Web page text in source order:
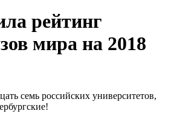
рейтинг
мира на 2018
семь российских университетов,